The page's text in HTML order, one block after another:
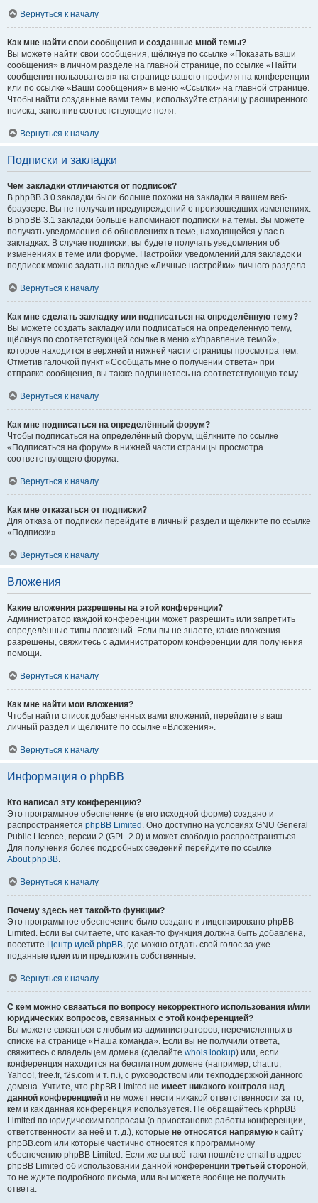
Вернуться к началу
Как мне найти свои сообщения и созданные мной темы?
Вы можете найти свои сообщения, щёлкнув по ссылке «Показать ваши
сообщения» в личном разделе на главной странице, по ссылке «Найти
сообщения пользователя» на странице вашего профиля на конференции
или по ссылке «Ваши сообщения» в меню «Ссылки» на главной странице.
Чтобы найти созданные вами темы, используйте страницу расширенного
поиска, заполнив соответствующие поля.
Вернуться к началу
Подписки и закладки
Чем закладки отличаются от подписок?
В phpBB 3.0 закладки были больше похожи на закладки в вашем веб-
браузере. Вы не получали предупреждений о произошедших изменениях.
В phpBB 3.1 закладки больше напоминают подписки на темы. Вы можете
получать уведомления об обновлениях в теме, находящейся у вас в
закладках. В случае подписки, вы будете получать уведомления об
изменениях в теме или форуме. Настройки уведомлений для закладок и
подписок можно задать на вкладке «Личные настройки» личного раздела.
Вернуться к началу
Как мне сделать закладку или подписаться на определённую тему?
Вы можете создать закладку или подписаться на определённую тему,
щёлкнув по соответствующей ссылке в меню «Управление темой»,
которое находится в верхней и нижней части страницы просмотра тем.
Отметив галочкой пункт «Сообщать мне о получении ответа» при
отправке сообщения, вы также подпишетесь на соответствующую тему.
Вернуться к началу
Как мне подписаться на определённый форум?
Чтобы подписаться на определённый форум, щёлкните по ссылке
«Подписаться на форум» в нижней части страницы просмотра
соответствующего форума.
Вернуться к началу
Как мне отказаться от подписки?
Для отказа от подписки перейдите в личный раздел и щёлкните по ссылке
«Подписки».
Вернуться к началу
Вложения
Какие вложения разрешены на этой конференции?
Администратор каждой конференции может разрешить или запретить
определённые типы вложений. Если вы не знаете, какие вложения
разрешены, свяжитесь с администратором конференции для получения
помощи.
Вернуться к началу
Как мне найти мои вложения?
Чтобы найти список добавленных вами вложений, перейдите в ваш
личный раздел и щёлкните по ссылке «Вложения».
Вернуться к началу
Информация о phpBB
Кто написал эту конференцию?
Это программное обеспечение (в его исходной форме) создано и
распространяется phpBB Limited . Оно доступно на условиях GNU General
Public Licence, версии 2 (GPL-2.0) и может свободно распространяться.
Для получения более подробных сведений перейдите по ссылке
About phpBB.
Вернуться к началу
Почему здесь нет такой-то функции?
Это программное обеспечение было создано и лицензировано phpBB
Limited. Если вы считаете, что какая-то функция должна быть добавлена,
посетите Центр идей phpBB, где можно отдать свой голос за уже
поданные идеи или предложить собственные.
Вернуться к началу
С кем можно связаться по вопросу некорректного использования и/или
юридических вопросов, связанных с этой конференцией?
Вы можете связаться с любым из администраторов, перечисленных в
списке на странице «Наша команда». Если вы не получили ответа,
свяжитесь с владельцем домена (сделайте whois lookup) или, если
конференция находится на бесплатном домене (например, chat.ru,
Yahoo!, free.fr, f2s.com и т. п.), с руководством или техподдержкой данного
домена. Учтите, что phpBB Limited не имеет никакого контроля над
данной конференцией и не может нести никакой ответственности за то,
кем и как данная конференция используется. Не обращайтесь к phpBB
Limited по юридическим вопросам (о приостановке работы конференции,
ответственности за неё и т. д.), которые не относятся напрямую к сайту
phpBB.com или которые частично относятся к программному
обеспечению phpBB Limited. Если же вы всё-таки пошлёте email в адрес
phpBB Limited об использовании данной конференции третьей стороной,
то не ждите подробного письма, или вы можете вообще не получить
ответа.